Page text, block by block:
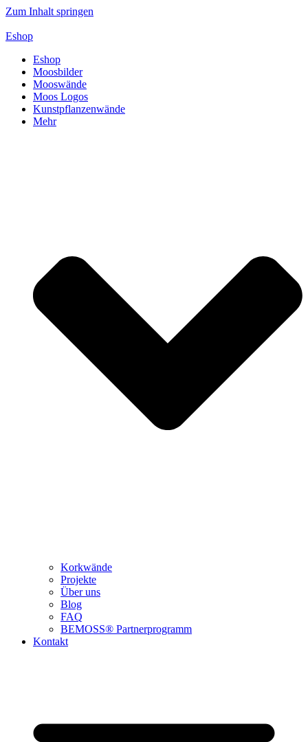
Zum Inhalt springen
Eshop
Eshop
Moosbilder
Mooswände
Moos Logos
Kunstpflanzenwände
Mehr
Korkwände
Projekte
Über uns
Blog
FAQ
BEMOSS® Partnerprogramm​
Kontakt